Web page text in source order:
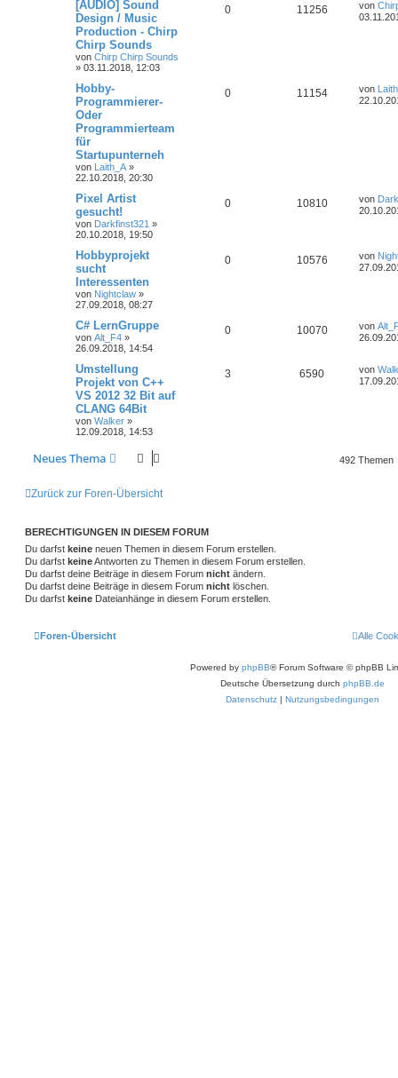
[AUDIO] Sound
Design / Music
Production - Chirp
Chirp Sounds
von Chirp Chirp Sounds
» 03.11.2018, 12:03
0 11256 von
Hobby-
Programmierer-
Oder
Programmierteam
für
Startupunterneh
von Laith_A »
22.10.2018, 20:30
0 11154 von
Pixel Artist
gesucht!
von Darkfinst321 »
20.10.2018, 19:50
0 10810 von
Hobbyprojekt
sucht
Interessenten
von Nightclaw »
27.09.2018, 08:27
0 10576 von
C# LernGruppe
von Alt_F4 »
26.09.2018, 14:54
0 10070 von
Umstellung
Projekt von C++
VS 2012 32 Bit auf
CLANG 64Bit
von Walker »
12.09.2018, 14:53
3 6590 von
Neues Thema 492 Themen
Zurück zur Foren-Übersicht
BERECHTIGUNGEN IN DIESEM FORUM
Du darfst keine neuen Themen in diesem Forum erstellen.
Du darfst keineAntworten zu Themen in diesem Forum erstellen.
Du darfst deine Beiträge in diesem Forum nicht ändern.
Du darfst deine Beiträge in diesem Forum nicht löschen.
Du darfst keine Dateianhänge in diesem Forum erstellen.
Foren-Übersicht Alle
Powered by phpBB® Forum Software © phpBB
Deutsche Übersetzung durch phpBB.de
Datenschutz | Nutzungsbedingungen